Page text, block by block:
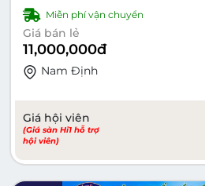
3 LOẠI NƯỚC
Miễn phí vận chuyển
Giá bán lẻ
11,000,000đ
Nam Ðịnh
Giá hội viên
(Giá sàn Hi1 hỗ trợ
hội viên)